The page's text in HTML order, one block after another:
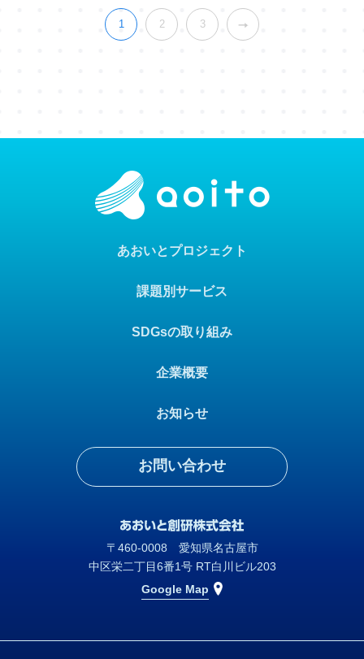
1 2 3
あおいとプロジェクト
SDGsの取り組み
お知らせ
課題別サービス
企業概要
お問い合わせ
〒460-0008 愛知県名古屋市
中区栄二丁目6番1号 RT白川ビル203
Google Map